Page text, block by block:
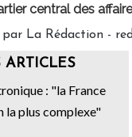
central des
par La Rédaction -
ARTICLES
: "la France
la plus complexe"